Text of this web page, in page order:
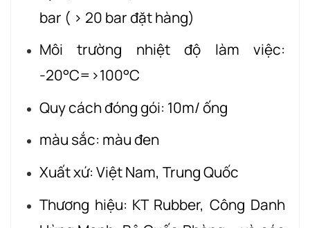
bar ( > 20 bar đặt hàng)
Môi trường nhiệt độ làm việc:
-20°C=>100°C
Quy cách đóng gói: 10m/ ống
màu sắc: màu đen
Xuất xứ: Việt Nam, Trung Quốc
Thương hiệu: KT Rubber, Công Danh